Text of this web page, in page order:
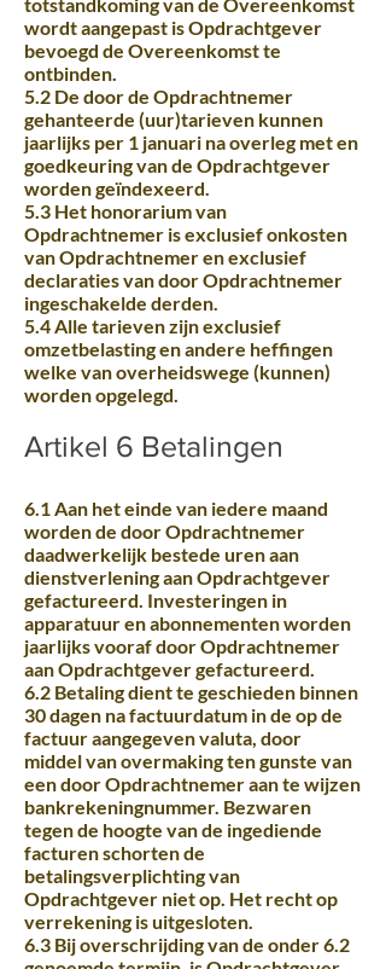
wordt aangepast is Opdrachtgever
bevoegd de Overeenkomst te
ontbinden.
5.2 De door de Opdrachtnemer
gehanteerde (uur)tarieven kunnen
jaarlijks per 1 januari na overleg met en
goedkeuring van de Opdrachtgever
worden geïndexeerd.
5.3 Het honorarium van
Opdrachtnemer is exclusief onkosten
van Opdrachtnemer en exclusief
declaraties van door Opdrachtnemer
ingeschakelde derden.
5.4 Alle tarieven zijn exclusief
omzetbelasting en andere heffingen
welke van overheidswege (kunnen)
worden opgelegd.
Artikel 6 Betalingen
6.1 Aan het einde van iedere maand
worden de door Opdrachtnemer
daadwerkelijk bestede uren aan
dienstverlening aan Opdrachtgever
gefactureerd. Investeringen in
apparatuur en abonnementen worden
jaarlijks vooraf door Opdrachtnemer
aan Opdrachtgever gefactureerd.
6.2 Betaling dient te geschieden binnen
30 dagen na factuurdatum in de op de
factuur aangegeven valuta, door
middel van overmaking ten gunste van
een door Opdrachtnemer aan te wijzen
bankrekeningnummer. Bezwaren
tegen de hoogte van de ingediende
facturen schorten de
betalingsverplichting van
Opdrachtgever niet op. Het recht op
verrekening is uitgesloten.
6.3 Bij overschrijding van de onder 6.2